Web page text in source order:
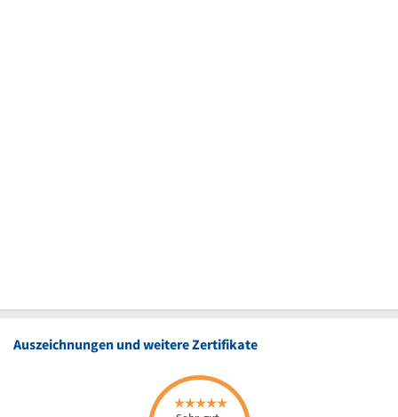
Auszeichnungen und weitere Zertifikate